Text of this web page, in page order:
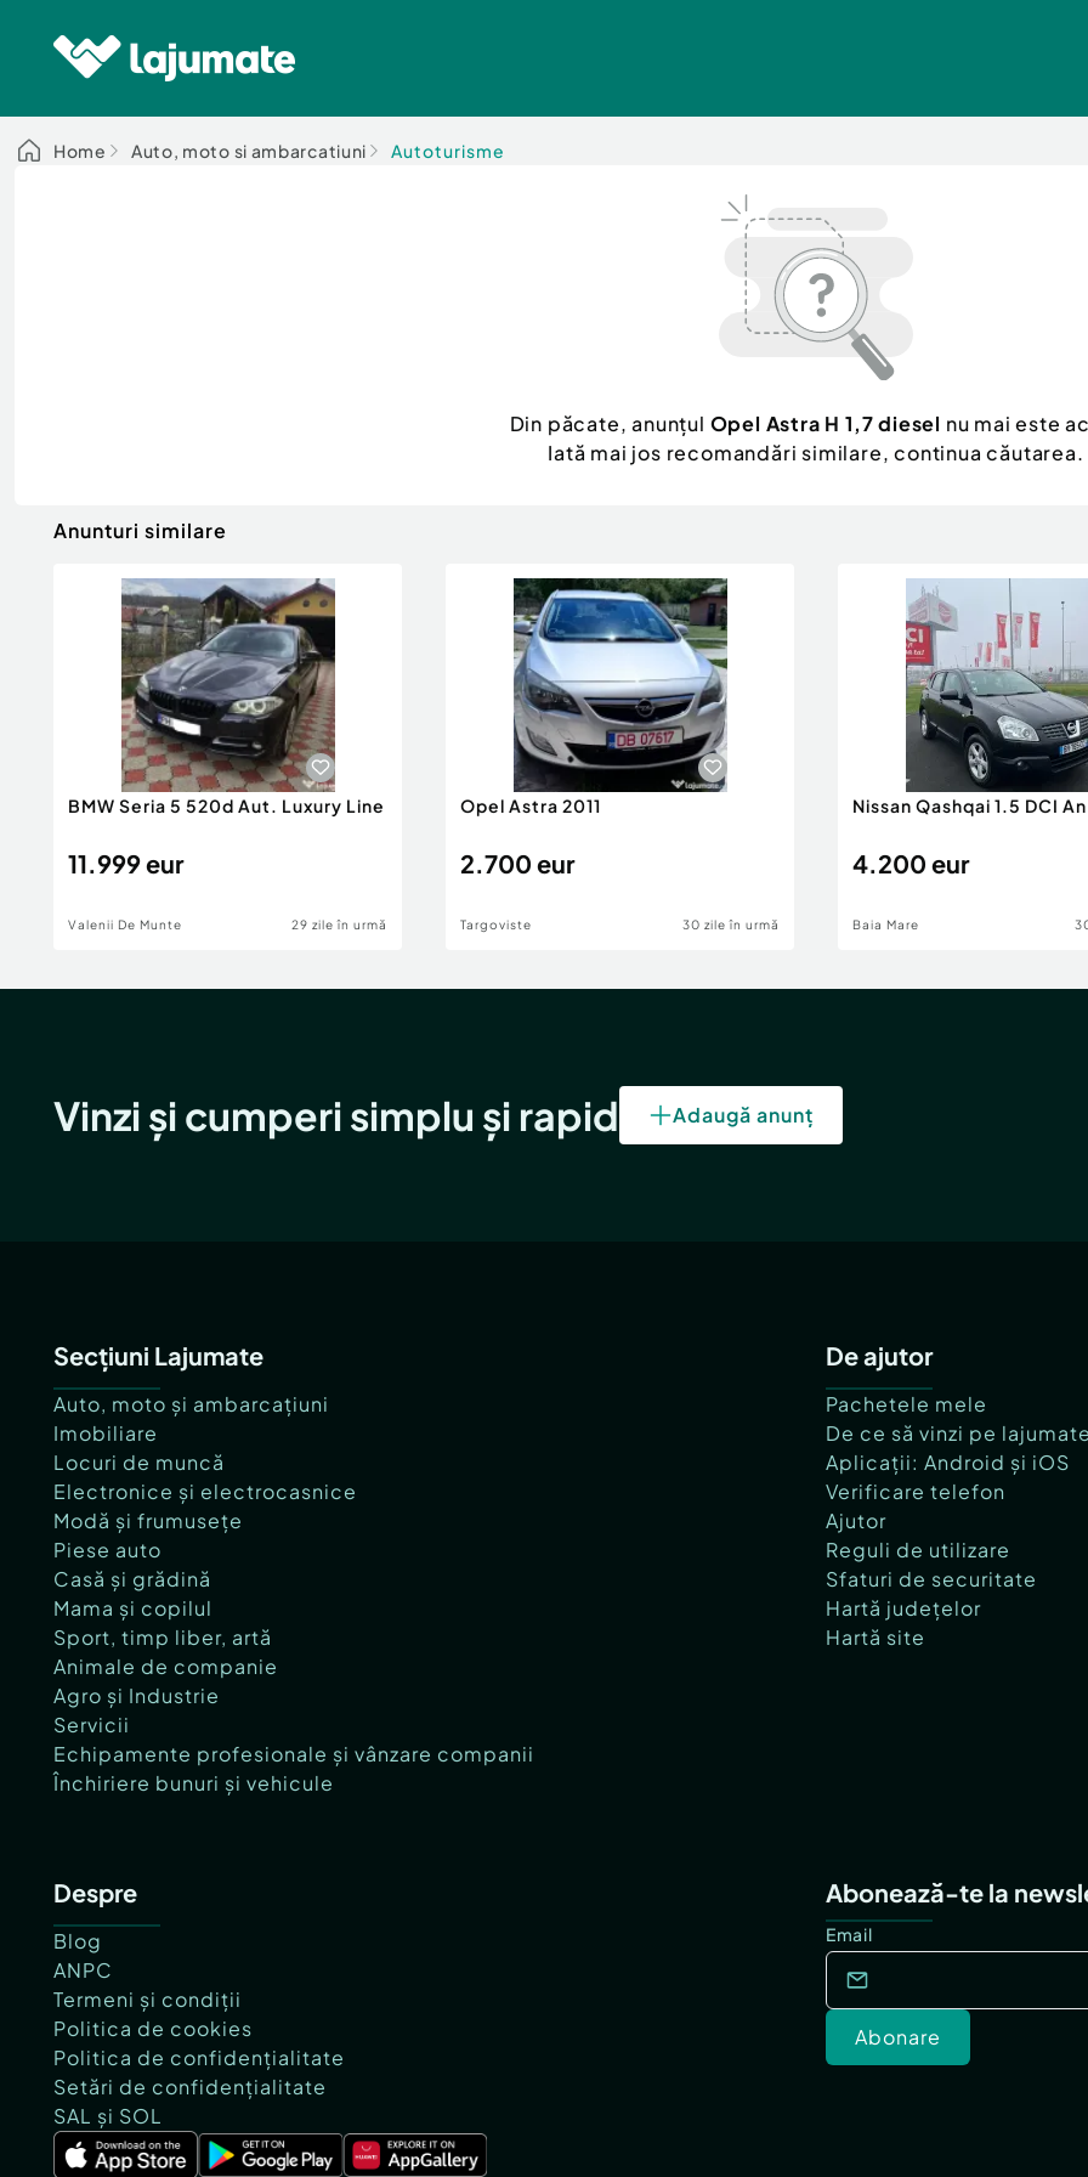
Home Auto, moto si ambarcatiuni Autoturisme
Din păcate, anunțul Opel Astra H 1,7 diesel nu mai este
Iată mai jos recomandări similare, continua căutarea.
Anunturi similare
BMW Seria 5 520d Aut. Luxury Line
11.999 eur
Valenii De Munte 29 zile în urmă
Opel Astra 2011
2.700 eur
Targoviste 30 zile în urmă
Nissan Qashqai 1.5 DCI
4.200 eur
Baia Mare
Vinzi și cumperi simplu și rapid Adaugă anunț
Secțiuni Lajumate
Auto, moto și ambarcațiuni
Imobiliare
Locuri de muncă
Electronice și electrocasnice
Modă și frumusețe
Piese auto
Casă și grădină
Mama și copilul
Sport, timp liber, artă
Animale de companie
Agro și Industrie
Servicii
Echipamente profesionale și vânzare companii
Închiriere bunuri și vehicule
De ajutor
Pachetele mele
De ce să vinzi pe
Aplicații: Android și iOS
Verificare telefon
Ajutor
Reguli de utilizare
Sfaturi de securitate
Hartă județelor
Hartă site
Despre
Blog
ANPC
Termeni și condiții
Politica de cookies
Politica de confidențialitate
Setări de confidențialitate
SAL și SOL
Abonează-te la
Email
Abonare